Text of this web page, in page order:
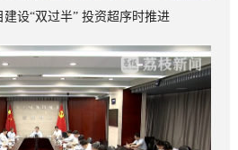
设“双过半” 投资超序时推进